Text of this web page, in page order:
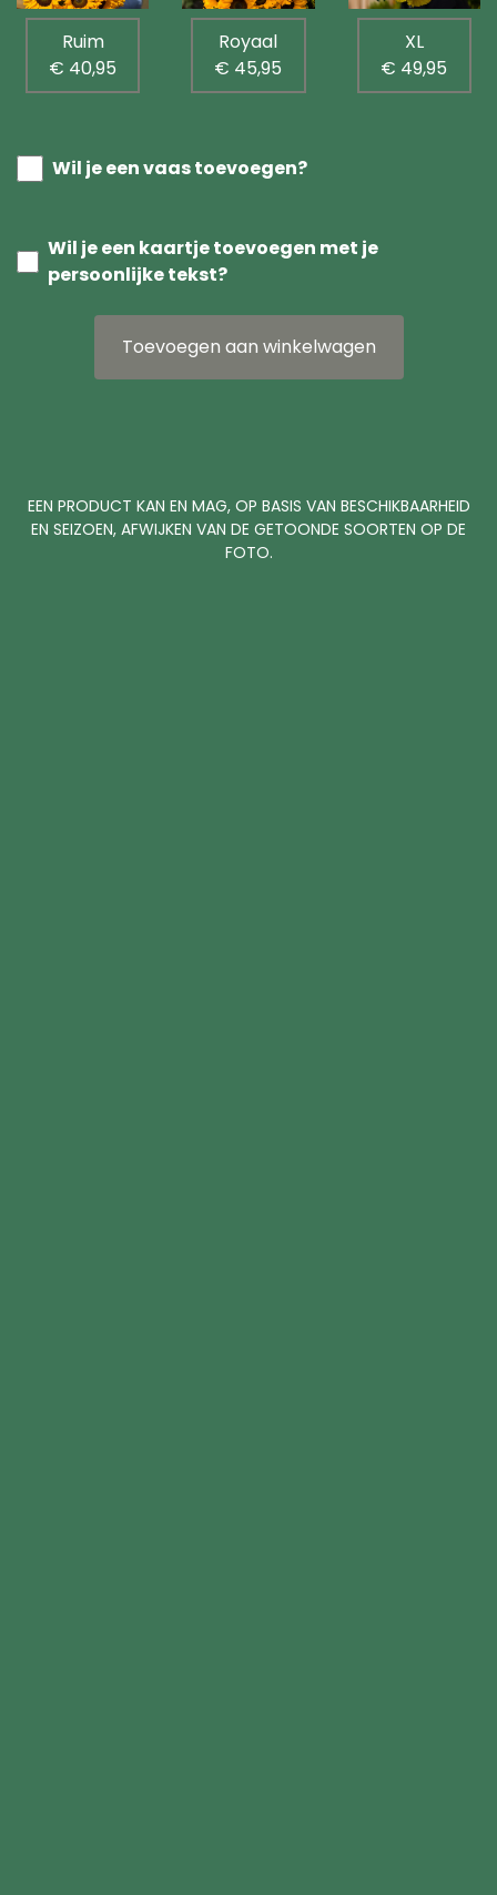
Ruim
€ 40,95
Royaal
€ 45,95
XL
€ 49,95
Wil je een vaas toevoegen?
Wil je een kaartje toevoegen met je
persoonlijke tekst?
Toevoegen aan winkelwagen
EEN PRODUCT KAN EN MAG, OP BASIS VAN BESCHIKBAARHEID
EN SEIZOEN, AFWIJKEN VAN DE GETOONDE SOORTEN OP DE
FOTO.